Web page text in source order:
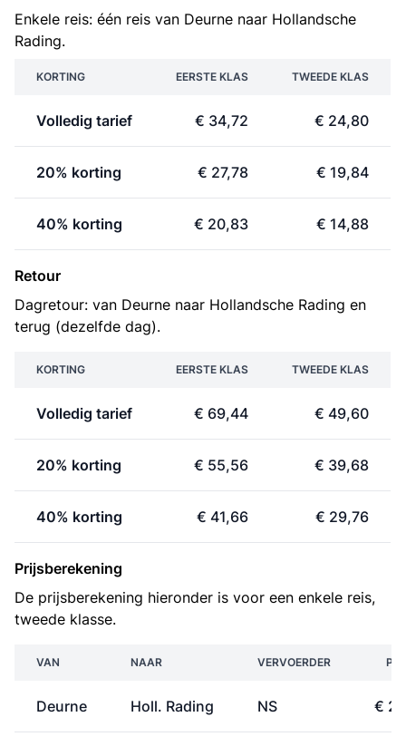
Enkele reis: één reis van Deurne naar Hollandsche
Rading.
KORTING EERSTE KLAS TWEEDE KLAS
Volledig tarief € 34,72 € 24,80
20% korting € 27,78 € 19,84
40% korting € 20,83 € 14,88
Retour
Dagretour: van Deurne naar Hollandsche Rading en
terug (dezelfde dag).
KORTING EERSTE KLAS TWEEDE KLAS
Volledig tarief € 69,44 € 49,60
20% korting € 55,56 € 39,68
40% korting € 41,66 € 29,76
Prijsberekening
De prijsberekening hieronder is voor een enkele reis,
tweede klasse.
VAN NAAR VERVOERDER
Deurne Holl. Rading NS €